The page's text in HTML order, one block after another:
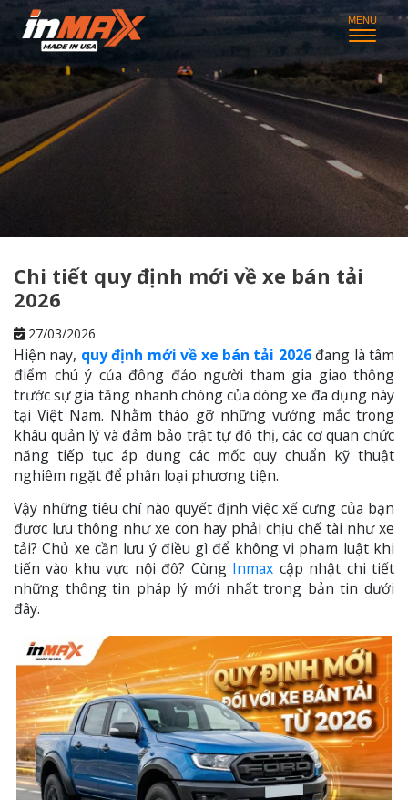
Chi tiết quy định mới về xe bán tải
2026
27/03/2026
Hiện nay, quy định mới về xe bán tải 2026đang là tâm
điểm chú ý của đông đảo người tham gia giao thông
trước sự gia tăng nhanh chóng của dòng xe đa dụng này
tại Việt Nam. Nhằm tháo gỡ những vướng mắc trong
khâu quản lý và đảm bảo trật tự đô thị, các cơ quan chức
năng tiếp tục áp dụng các mốc quy chuẩn kỹ thuật
nghiêm ngặt để phân loại phương tiện.
Vậy những tiêu chí nào quyết định việc xế cưng của bạn
được lưu thông như xe con hay phải chịu chế tài như xe
tải? Chủ xe cần lưu ý điều gì để không vi phạm luật khi
tiến vào khu vực nội đô? Cùng Inmax cập nhật chi tiết
những thông tin pháp lý mới nhất trong bản tin dưới
đây.